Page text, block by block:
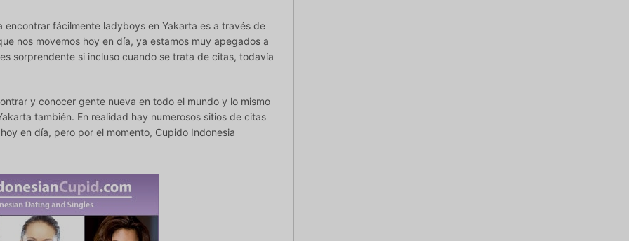
fácilmente ladyboys en Yakarta es a través de
nos movemos hoy en día, ya estamos muy apegados a
sorprendente si incluso cuando se trata de citas, todavía
y conocer gente nueva en todo el mundo y lo mismo
también. En realidad hay numerosos sitios de citas
en día, pero por el momento, Cupido Indonesia